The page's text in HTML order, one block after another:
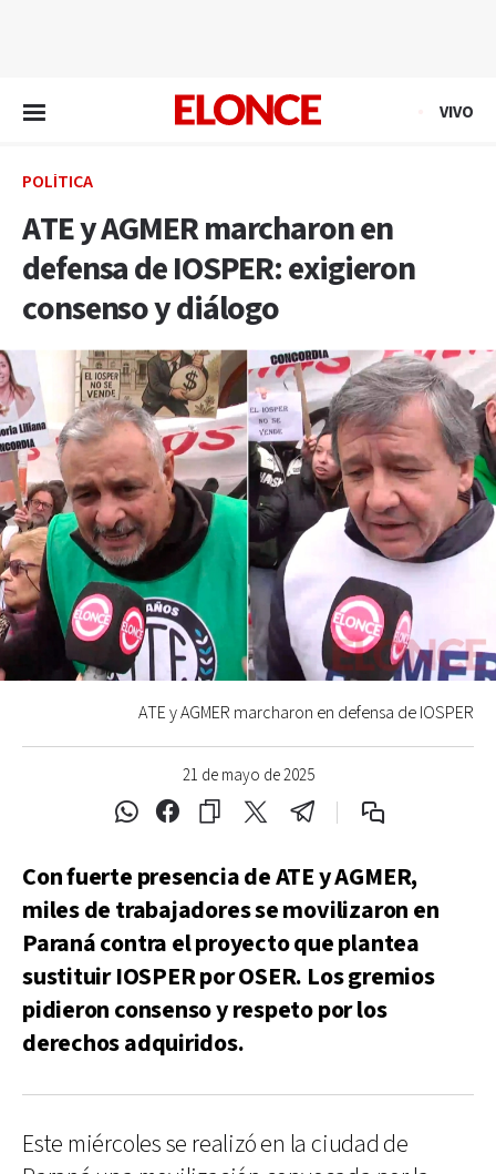
VIVO
POLÍTICA
ATE y AGMER marcharon en
defensa de IOSPER: exigieron
consenso y diálogo
21 de mayo de 2025
ATE y AGMER marcharon en defensa de IOSPER
Con fuerte presencia de ATE y AGMER,
miles de trabajadores se movilizaron en
Paraná contra el proyecto que plantea
sustituir IOSPER por OSER. Los gremios
pidieron consenso y respeto por los
derechos adquiridos.
Este miércoles se realizó en la ciudad de